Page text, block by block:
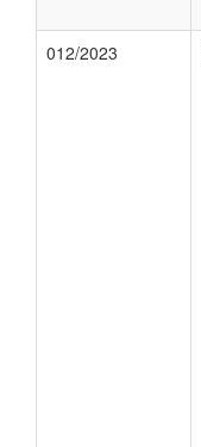
012/2023